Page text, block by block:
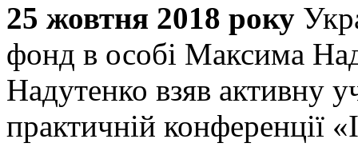
25 жовтня 2018 року
фонд в особі Максима
Надутенко взяв активну
практичній конференції